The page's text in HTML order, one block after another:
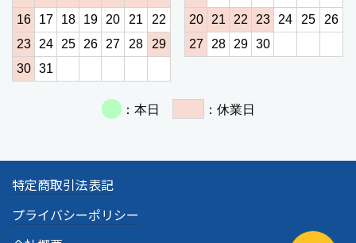
特定商取引法表記
プライバシーポリシー